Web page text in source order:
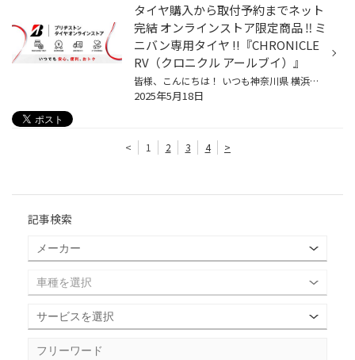
タイヤ購入から取付予約までネット
完結 オンラインストア限定商品 ‼ ミ
ニバン専用タイヤ !!『CHRONICLE
RV（クロニクル アールブイ）』
皆様、こんにちは！ いつも神奈川県 横浜市 都筑区 タイヤ館 港北ニュータウン店のWebを御覧の皆様ありがとうございます♪ タイヤ館は、あなたの町の "タイヤ専門店"です。 今回は 「 タイヤをインターネットで注文して、 タイヤ館で取り付けできる ブリヂストン タイヤオンラインストア 」 オンライ...
2025年5月18日
< 1 2 3 4 >
記事検索